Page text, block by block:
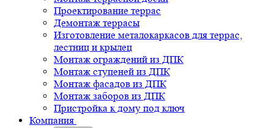
Проектирование террас
Демонтаж террасы
Изготовление металокаркасов для террас,
лестниц и крылец
Монтаж ограждений из ДПК
Монтаж ступеней из ДПК
Монтаж фасадов из ДПК
Монтаж заборов из ДПК
Пристройка к дому под ключ
Компания